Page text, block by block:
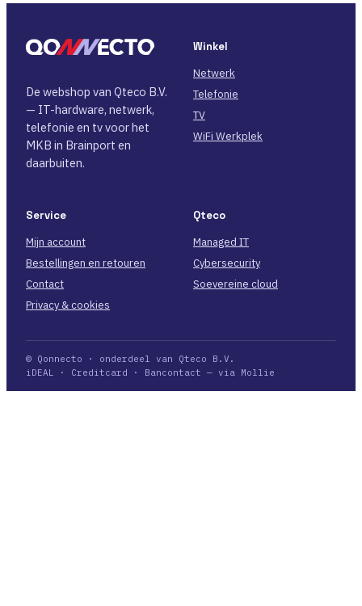
De webshop van Qteco B.V.
— IT-hardware, netwerk,
telefonie en tv voor het
MKB in Brainport en
daarbuiten.
Winkel
Netwerk
Telefonie
TV
WiFi Werkplek
Service
Mijn account
Bestellingen en retouren
Contact
Privacy & cookies
Qteco
Managed IT
Cybersecurity
Soevereine cloud
© Qonnecto · onderdeel van Qteco B.V.
iDEAL · Creditcard · Bancontact — via Mollie